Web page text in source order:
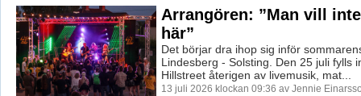
Arrangören: ”Man vill
här”
Det börjar dra ihop sig inför
Lindesberg - Solsting. Den 25 juli fylls
Hillstreet återigen av livemusik, mat...
13 juli 2026 klockan 09:36 av Jennie